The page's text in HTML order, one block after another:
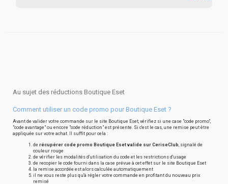
Au sujet des réductions Boutique Eset
Comment utiliser un code promo pour Boutique Eset ?
Avant de valider votre commande sur le site Boutique Eset, vérifiez si une case "code promo",
"code avantage" ou encore "code réduction" est présente. Si c'est le cas, une remise peut être
appliquée sur votre achat. Il suffit pour cela :
de récupérer code promo Boutique Eset valide sur CeriseClub, signalé de
couleur rouge
de vérifier les modalités d'utilisation du code et les restrictions d'usage
de recopier le code fourni dans la case prévue à cet effet sur le site Boutique Eset
la remise accordée est alors calculée automatiquement
il ne vous reste plus qu'à régler votre commande en profitant du nouveau prix
remisé